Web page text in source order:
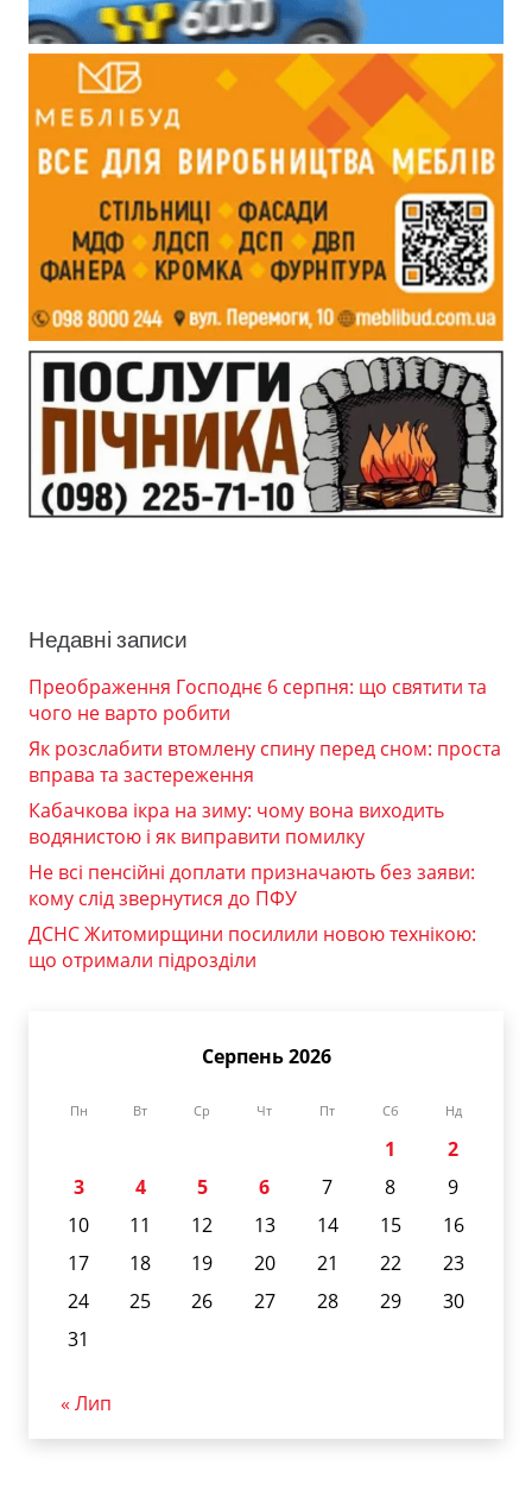
Недавні записи
Преображення Господнє 6 серпня: що святити та
чого не варто робити
Як розслабити втомлену спину перед сном: проста
вправа та застереження
Кабачкова ікра на зиму: чому вона виходить
водянистою і як виправити помилку
Не всі пенсійні доплати призначають без заяви:
кому слід звернутися до ПФУ
ДСНС Житомирщини посилили новою технікою:
що отримали підрозділи
Серпень 2026
Пн Вт Ср Чт Пт Сб Нд
1
2
3
4 5 6 7 8
9
10
11 12 13 14 15
16
17
18 19 20 21 22
23
24
25 26 27 28 29
30
31
« Лип